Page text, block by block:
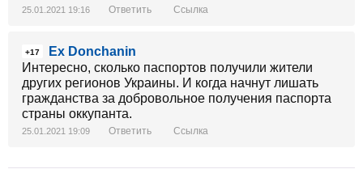
25.01.2021 19:16 Ответить Ссылка
+17
Ex Donchanin
Интересно, сколько паспортов получили жители
других регионов Украины. И когда начнут лишать
гражданства за добровольное получения паспорта
страны оккупанта.
25.01.2021 19:09 Ответить Ссылка